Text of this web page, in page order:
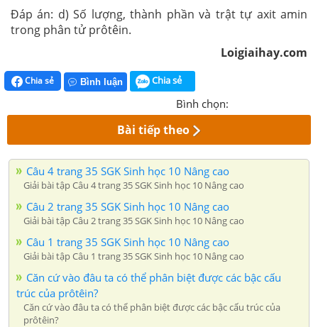
Đáp án: d) Số lượng, thành phần và trật tự axit amin
trong phân tử prôtêin.
Loigiaihay.com
Chia sẻ Bình luận Chia sẻ
Bình chọn:
Bài tiếp theo
Câu 4 trang 35 SGK Sinh học 10 Nâng cao
Giải bài tập Câu 4 trang 35 SGK Sinh học 10 Nâng cao
Câu 2 trang 35 SGK Sinh học 10 Nâng cao
Giải bài tập Câu 2 trang 35 SGK Sinh học 10 Nâng cao
Câu 1 trang 35 SGK Sinh học 10 Nâng cao
Giải bài tập Câu 1 trang 35 SGK Sinh học 10 Nâng cao
Căn cứ vào đâu ta có thể phân biệt được các bậc cấu
trúc của prôtêin?
Căn cứ vào đâu ta có thể phân biệt được các bậc cấu trúc của
prôtêin?